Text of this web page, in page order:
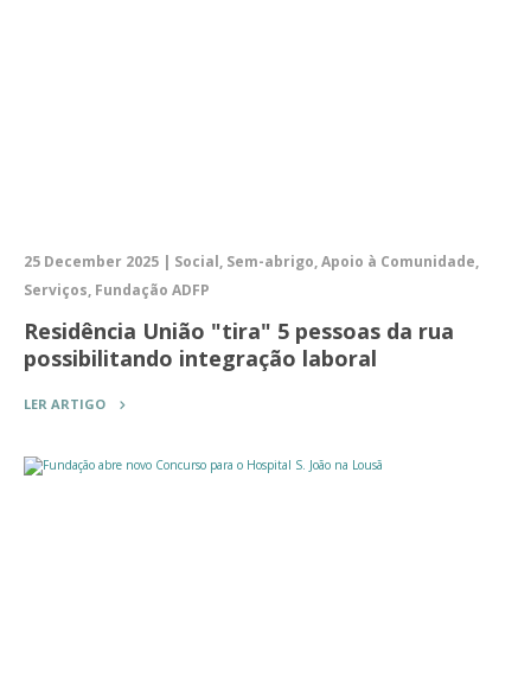
25 December 2025 | Social, Sem-abrigo, Apoio à Comunidade,
Serviços, Fundação ADFP
Residência União "tira" 5 pessoas da rua
possibilitando integração laboral
LER ARTIGO